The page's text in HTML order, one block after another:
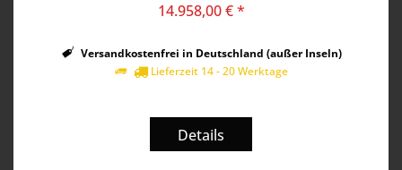
14.958,00 € *
Versandkostenfrei in Deutschland (außer Inseln)
Lieferzeit 14 - 20 Werktage
Details